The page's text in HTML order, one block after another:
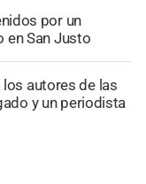
por un
en San Justo
autores de las
y un periodista